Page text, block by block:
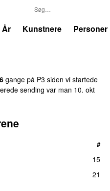
År Kunstnere Personer
gange på P3 siden vi startede
sending var man 10. okt
#
15
21